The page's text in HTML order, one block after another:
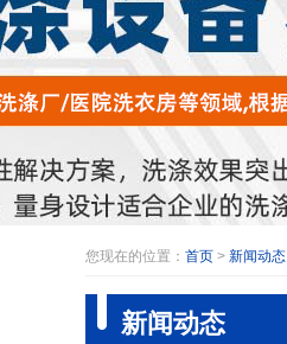
您现在的位置： 首页 > 新闻动态
新闻动态